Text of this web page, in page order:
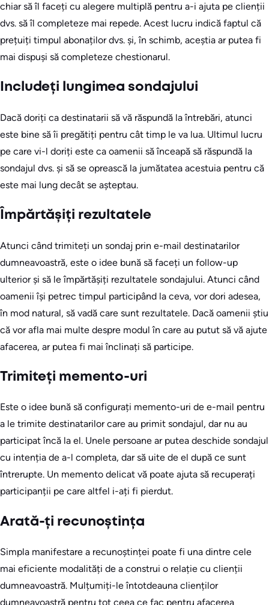
chiar să îl faceți cu alegere multiplă pentru a-i ajuta pe clienții
dvs. să îl completeze mai repede. Acest lucru indică faptul că
prețuiți timpul abonaților dvs. și, în schimb, aceștia ar putea fi
mai dispuși să completeze chestionarul.
Includeți lungimea sondajului
Dacă doriți ca destinatarii să vă răspundă la întrebări, atunci
este bine să îi pregătiți pentru cât timp le va lua. Ultimul lucru
pe care vi-l doriți este ca oamenii să înceapă să răspundă la
sondajul dvs. și să se oprească la jumătatea acestuia pentru că
este mai lung decât se așteptau.
Împărtășiți rezultatele
Atunci când trimiteți un sondaj prin e-mail destinatarilor
dumneavoastră, este o idee bună să faceți un follow-up
ulterior și să le împărtășiți rezultatele sondajului. Atunci când
oamenii își petrec timpul participând la ceva, vor dori adesea,
în mod natural, să vadă care sunt rezultatele. Dacă oamenii știu
că vor afla mai multe despre modul în care au putut să vă ajute
afacerea, ar putea fi mai înclinați să participe.
Trimiteți memento-uri
Este o idee bună să configurați memento-uri de e-mail pentru
a le trimite destinatarilor care au primit sondajul, dar nu au
participat încă la el. Unele persoane ar putea deschide sondajul
cu intenția de a-l completa, dar să uite de el după ce sunt
întrerupte. Un memento delicat vă poate ajuta să recuperați
participanții pe care altfel i-ați fi pierdut.
Arată-ți recunoștința
Simpla manifestare a recunoștinței poate fi una dintre cele
mai eficiente modalități de a construi o relație cu clienții
dumneavoastră. Mulțumiți-le întotdeauna clienților
dumneavoastră pentru tot ceea ce fac pentru afacerea